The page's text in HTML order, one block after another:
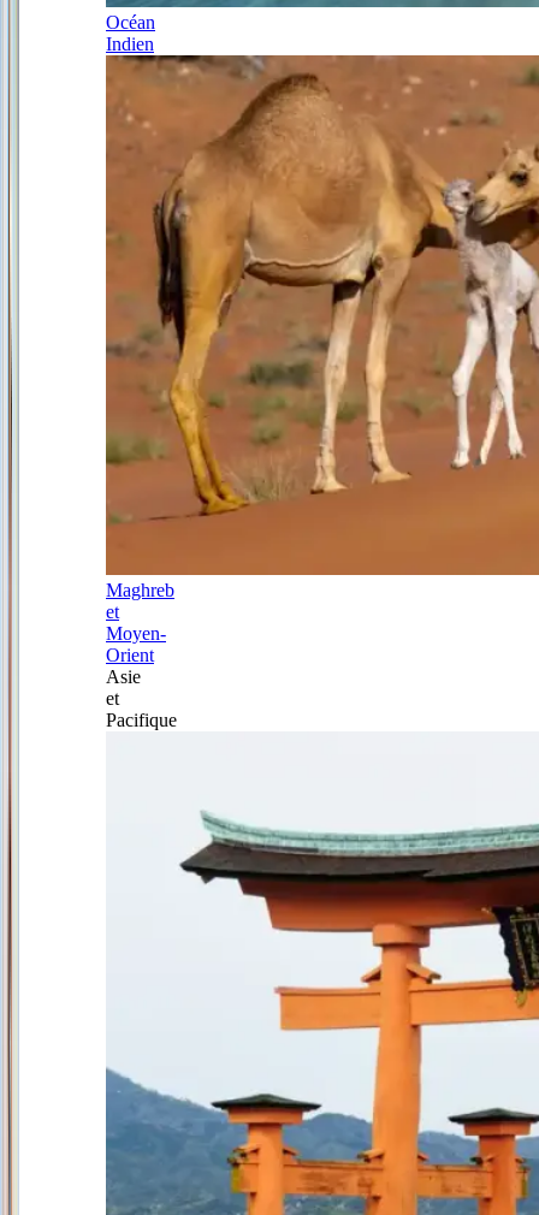
Océan
Indien
Maghreb
et
Moyen-
Orient
Asie
et
Pacifique